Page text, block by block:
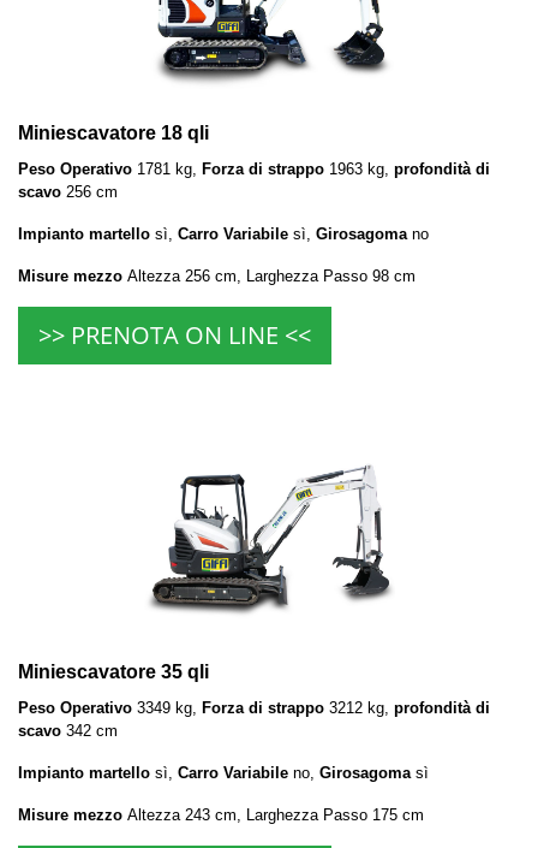
Miniescavatore 18 qli
Peso Operativo 1781 kg, Forza di strappo 1963 kg, profondità di
scavo 256 cm
Impianto martello sì, Carro Variabile sì, Girosagomano
Misure mezzo Altezza 256 cm, Larghezza Passo 98 cm
>> PRENOTA ON LINE <<
Miniescavatore 35 qli
Peso Operativo 3349 kg, Forza di strappo 3212 kg, profondità di
scavo 342 cm
Impianto martello sì, Carro Variabile no, Girosagoma sì
Misure mezzo Altezza 243 cm, Larghezza Passo 175 cm